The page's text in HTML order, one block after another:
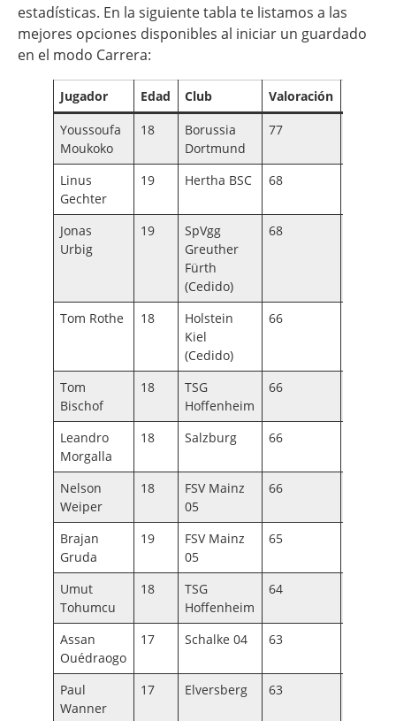
estadísticas. En la siguiente tabla te listamos a las
mejores opciones disponibles al iniciar un guardado
en el modo Carrera:
Jugador Edad Club Valoración
Youssoufa
Moukoko
18
Borussia
Dortmund
77
Linus
Gechter
19 Hertha BSC 68
Jonas
Urbig
19
SpVgg
Greuther
Fürth
(Cedido)
68
Tom Rothe 18
Holstein
Kiel
(Cedido)
66
Tom
Bischof
18
TSG
Hoffenheim
66
Leandro
Morgalla
18 Salzburg 66
Nelson
Weiper
18
FSV Mainz
05
66
Brajan
Gruda
19
FSV Mainz
05
65
Umut
Tohumcu
18
TSG
Hoffenheim
64
Assan
Ouédraogo
17 Schalke 04 63
Paul
Wanner
17 Elversberg 63